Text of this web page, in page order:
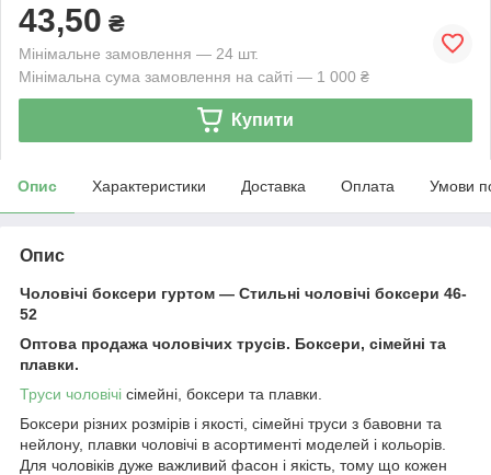
43,50 ₴
Мінімальне замовлення — 24 шт.
Мінімальна сума замовлення на сайті — 1 000 ₴
Купити
Опис Характеристики Доставка Оплата Умови
Опис
Чоловічі боксери гуртом — Стильні чоловічі боксери 46-
52
Оптова продажа чоловічих трусів. Боксери, сімейні та
плавки.
Труси чоловічі сімейні, боксери та плавки.
Боксери різних розмірів і якості, сімейні труси з бавовни та
нейлону, плавки чоловічі в асортименті моделей і кольорів.
Для чоловіків дуже важливий фасон і якість, тому що кожен